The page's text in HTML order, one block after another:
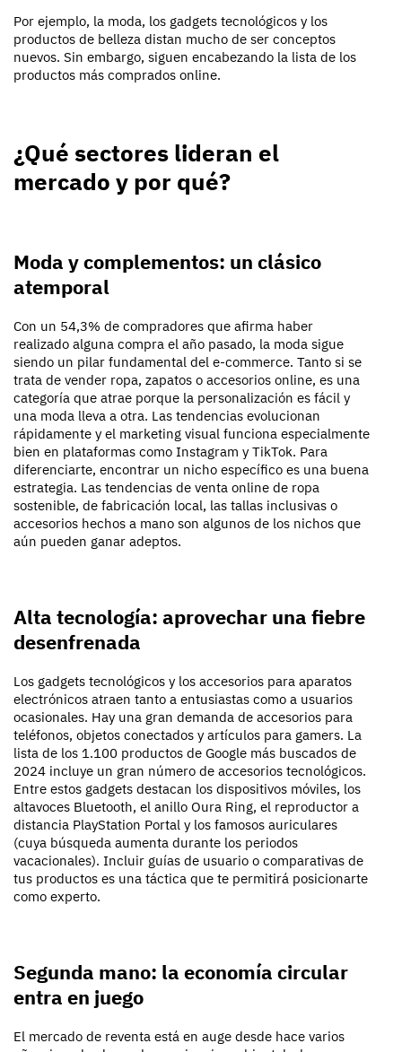
Por ejemplo, la moda, los gadgets tecnológicos y los
productos de belleza distan mucho de ser conceptos
nuevos. Sin embargo, siguen encabezando la lista de los
productos más comprados online.
¿Qué sectores lideran el
mercado y por qué?
Moda y complementos: un clásico
atemporal
Con un 54,3% de compradores que afirma haber
realizado alguna compra el año pasado, la moda sigue
siendo un pilar fundamental del e-commerce. Tanto si se
trata de vender ropa, zapatos o accesorios online, es una
categoría que atrae porque la personalización es fácil y
una moda lleva a otra. Las tendencias evolucionan
rápidamente y el marketing visual funciona especialmente
bien en plataformas como Instagram y TikTok. Para
diferenciarte, encontrar un nicho específico es una buena
estrategia. Las tendencias de venta online de ropa
sostenible, de fabricación local, las tallas inclusivas o
accesorios hechos a mano son algunos de los nichos que
aún pueden ganar adeptos.
Alta tecnología: aprovechar una fiebre
desenfrenada
Los gadgets tecnológicos y los accesorios para aparatos
electrónicos atraen tanto a entusiastas como a usuarios
ocasionales. Hay una gran demanda de accesorios para
teléfonos, objetos conectados y artículos para gamers. La
lista de los 1.100 productos de Google más buscados de
2024 incluye un gran número de accesorios tecnológicos.
Entre estos gadgets destacan los dispositivos móviles, los
altavoces Bluetooth, el anillo Oura Ring, el reproductor a
distancia PlayStation Portal y los famosos auriculares
(cuya búsqueda aumenta durante los periodos
vacacionales). Incluir guías de usuario o comparativas de
tus productos es una táctica que te permitirá posicionarte
como experto.
Segunda mano: la economía circular
entra en juego
El mercado de reventa está en auge desde hace varios